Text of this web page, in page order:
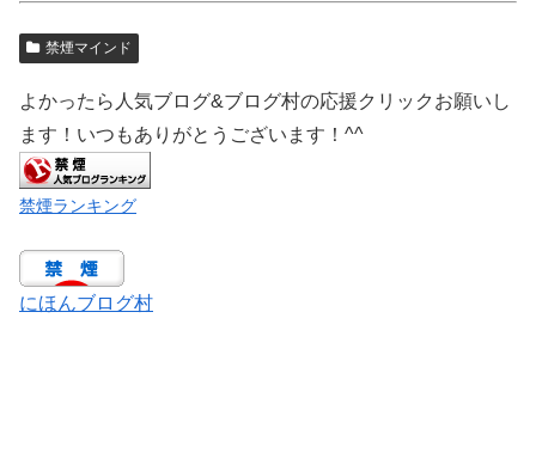
禁煙マインド
よかったら人気ブログ&ブログ村の応援クリックお願いし
ます！いつもありがとうございます！^^
禁煙ランキング
にほんブログ村